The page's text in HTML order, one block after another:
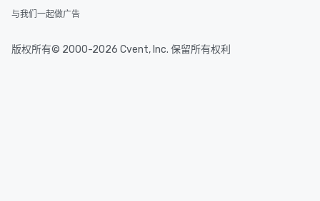
与我们一起做广告
版权所有© 2000-2026 Cvent, Inc. 保留所有权利